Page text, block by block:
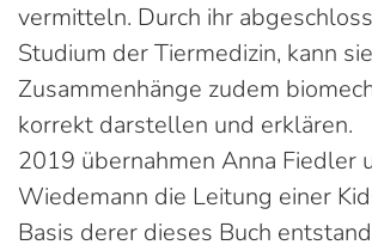
vermitteln. Durch ihr
Studium der Tiermedizin, kann
Zusammenhänge zudem
korrekt darstellen und erklären.
2019 übernahmen Anna Fiedler
Wiedemann die Leitung einer
Basis derer dieses Buch